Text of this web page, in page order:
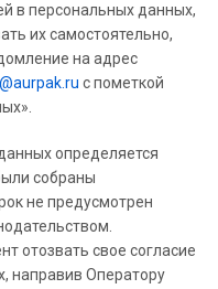
в персональных данных,
их самостоятельно,
на адрес
с пометкой
определяется
собраны
не предусмотрен
отозвать свое согласие
направив Оператору